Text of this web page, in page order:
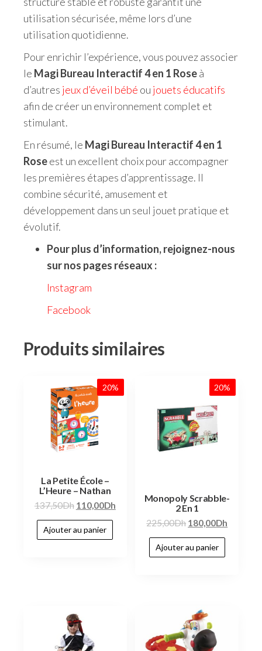
utilisation sécurisée, même lors d’une
utilisation quotidienne.
Pour enrichir l’expérience, vous pouvez associer
le Magi Bureau Interactif 4 en 1 Roseà
d’autres jeux d’éveil bébé ou jouets éducatifs
afin de créer un environnement complet et
stimulant.
En résumé, le Magi Bureau Interactif 4 en 1
Roseest un excellent choix pour accompagner
les premières étapes d’apprentissage. Il
combine sécurité, amusement et
développement dans un seul jouet pratique et
évolutif.
Pour plus d’information, rejoignez-nous
sur nos pages réseaux :
Instagram
Facebook
Produits similaires
20%
La Petite École –
L’Heure – Nathan
137,50Dh 110,00Dh
Ajouter au panier
20%
Monopoly Scrabble-
2 En 1
225,00Dh 180,00Dh
Ajouter au panier